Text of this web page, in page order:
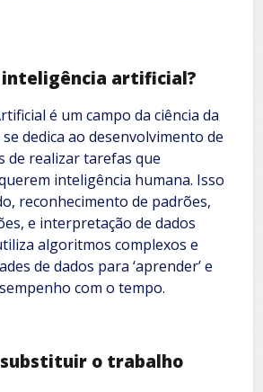
inteligência artificial?
é um campo da ciência da
dedica ao desenvolvimento de
de realizar tarefas que
inteligência humana. Isso
reconhecimento de padrões,
e interpretação de dados
algoritmos complexos e
de dados para ‘aprender’ e
com o tempo.
substituir o trabalho